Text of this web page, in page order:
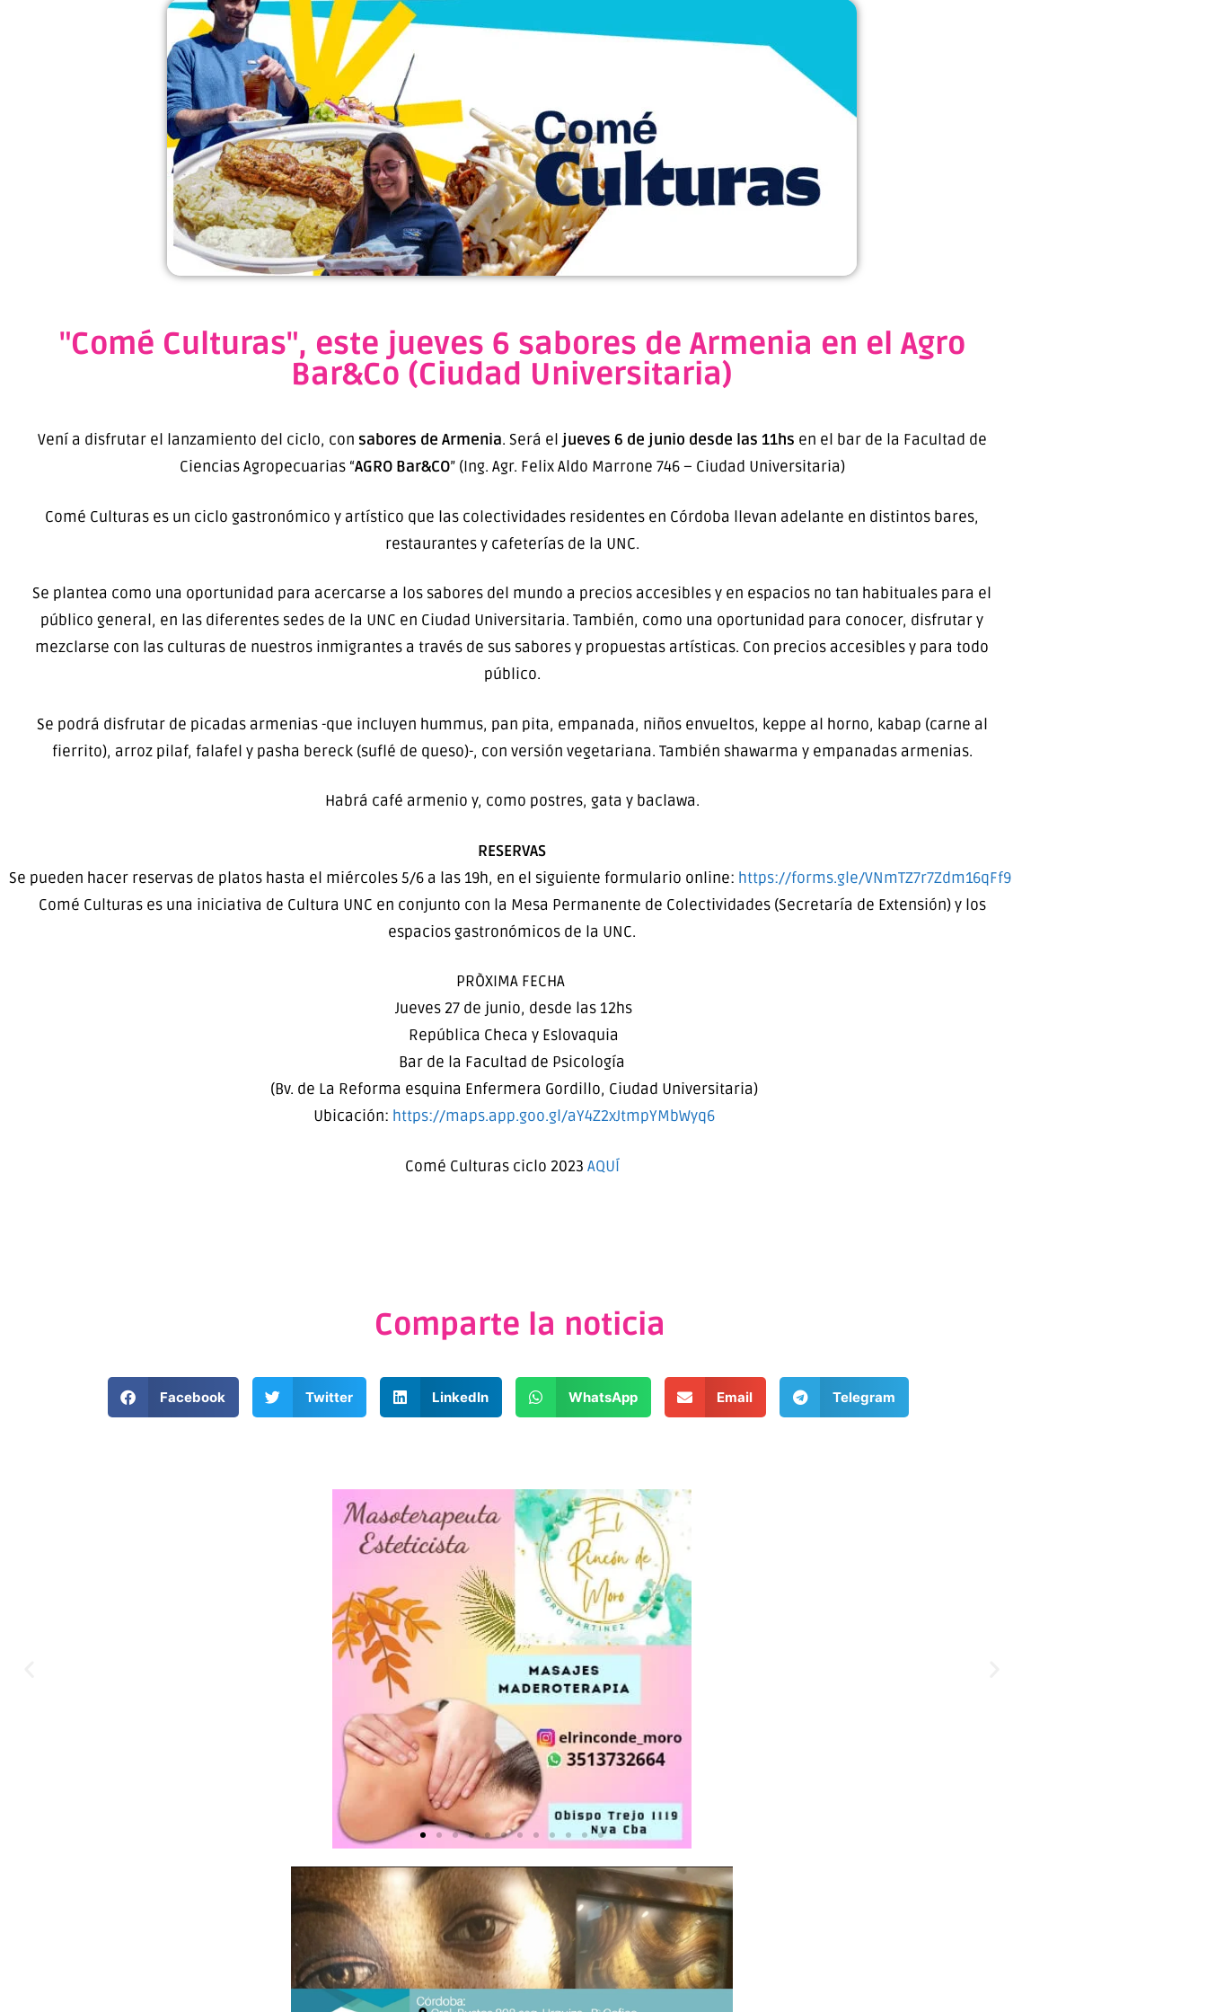
"Comé Culturas", este jueves 6 sabores de Armenia en el Agro
Bar&Co (Ciudad Universitaria)
Vení a disfrutar el lanzamiento del ciclo, con sabores de Armenia. Será el jueves 6 de junio desde las 11hs en el bar de la Facultad de
Ciencias Agropecuarias “AGRO Bar&CO” (Ing. Agr. Felix Aldo Marrone 746 – Ciudad Universitaria)
Comé Culturas es un ciclo gastronómico y artístico que las colectividades residentes en Córdoba llevan adelante en distintos bares,
restaurantes y cafeterías de la UNC.
Se plantea como una oportunidad para acercarse a los sabores del mundo a precios accesibles y en espacios no tan habituales para el
público general, en las diferentes sedes de la UNC en Ciudad Universitaria. También, como una oportunidad para conocer, disfrutar y
mezclarse con las culturas de nuestros inmigrantes a través de sus sabores y propuestas artísticas. Con precios accesibles y para todo
público.
Se podrá disfrutar de picadas armenias -que incluyen hummus, pan pita, empanada, niños envueltos, keppe al horno, kabap (carne al
fierrito), arroz pilaf, falafel y pasha bereck (suflé de queso)-, con versión vegetariana. También shawarma y empanadas armenias.
Habrá café armenio y, como postres, gata y baclawa.
RESERVAS
Se pueden hacer reservas de platos hasta el miércoles 5/6 a las 19h, en el siguiente formulario online: https://forms.gle/VNmTZ7r7Zdm16qFf9
Comé Culturas es una iniciativa de Cultura UNC en conjunto con la Mesa Permanente de Colectividades (Secretaría de Extensión) y los
espacios gastronómicos de la UNC.
PRÒXIMA FECHA
Jueves 27 de junio, desde las 12hs
República Checa y Eslovaquia
Bar de la Facultad de Psicología
(Bv. de La Reforma esquina Enfermera Gordillo, Ciudad Universitaria)
Ubicación: https://maps.app.goo.gl/aY4Z2xJtmpYMbWyq6
Comé Culturas ciclo 2023 AQUÍ
Comparte la noticia
Facebook Twitter LinkedIn WhatsApp Email Telegram